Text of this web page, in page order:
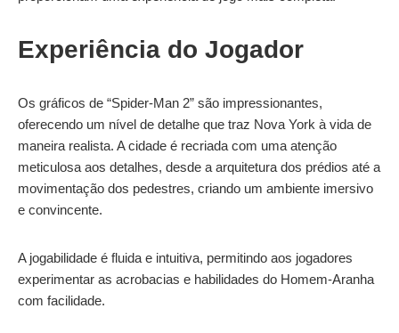
Experiência do Jogador
Os gráficos de “Spider-Man 2” são impressionantes,
oferecendo um nível de detalhe que traz Nova York à vida de
maneira realista. A cidade é recriada com uma atenção
meticulosa aos detalhes, desde a arquitetura dos prédios até a
movimentação dos pedestres, criando um ambiente imersivo
e convincente.
A jogabilidade é fluida e intuitiva, permitindo aos jogadores
experimentar as acrobacias e habilidades do Homem-Aranha
com facilidade.